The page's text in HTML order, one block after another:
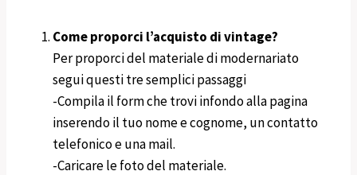
Come proporci l’acquisto di vintage?
Per proporci del materiale di modernariato
segui questi tre semplici passaggi
-Compila il form che trovi infondo alla pagina
inserendo il tuo nome e cognome, un contatto
telefonico e una mail.
-Caricare le foto del materiale.